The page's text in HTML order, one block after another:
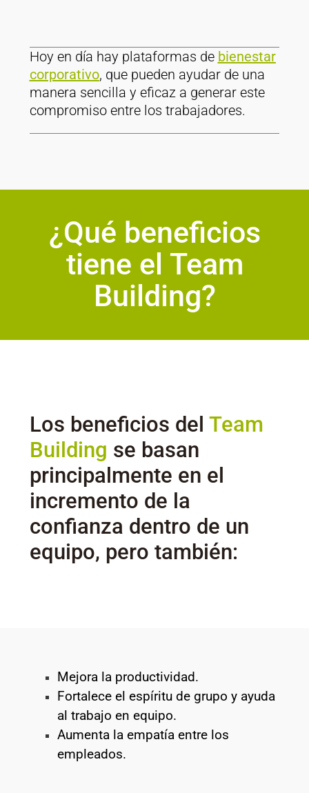
Hoy en día hay plataformas de bienestar
corporativo, que pueden ayudar de una
manera sencilla y eficaz a generar este
compromiso entre los trabajadores.
¿Qué beneficios
tiene el Team
Building?
Los beneficios del Team
Building se basan
principalmente en el
incremento de la
confianza dentro de un
equipo, pero también:
Mejora la productividad.
Fortalece el espíritu de grupo y ayuda
al trabajo en equipo.
Aumenta la empatía entre los
empleados.